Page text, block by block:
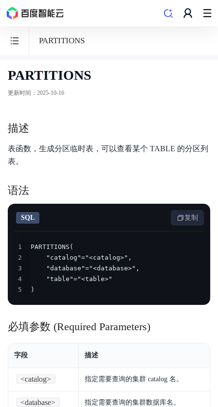
PARTITIONS
数
据
PALO
功能发布记录
快速入门
操作手册
开发指南
SQL手册
Palo for PostgreSQL
PARTITIONS
更新时间 ： 2025-10-16
描述
表函数，生成分区临时表，可以查看某个 TABLE 的分区列
表。
语法
SQL 复制
1
2
3
4
5
)
必填参数 (Required Parameters)
字段 描述
<catalog> 指定需要查询的集群 catalog 名。
<database> 指定需要查询的集群数据库名。